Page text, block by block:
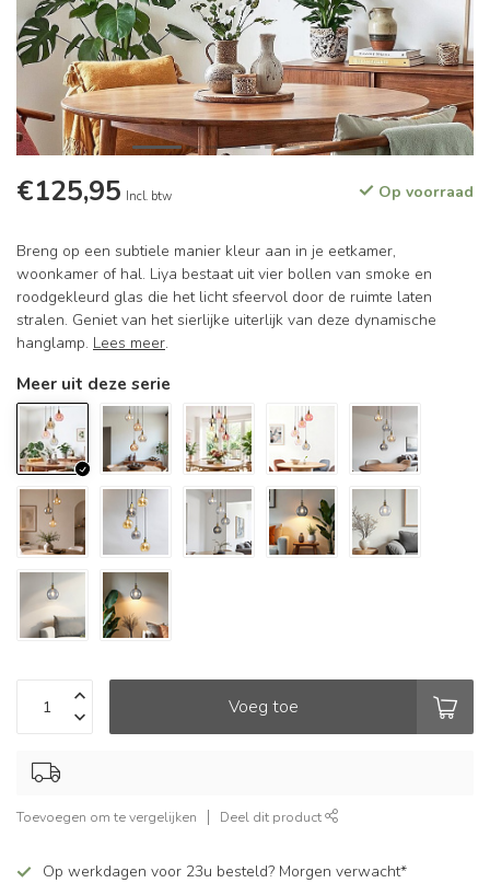
€125,95 Incl. btw Op voorraad
Breng op een subtiele manier kleur aan in je eetkamer,
woonkamer of hal. Liya bestaat uit vier bollen van smoke en
roodgekleurd glas die het licht sfeervol door de ruimte laten
stralen. Geniet van het sierlijke uiterlijk van deze dynamische
hanglamp. Lees meer.
Meer uit deze serie
Voeg toe
Toevoegen om te vergelijken Deel dit product
Op werkdagen voor 23u besteld? Morgen verwacht*